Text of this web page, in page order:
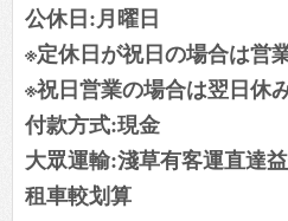
公休日:月曜日
※定休日が祝日の場合は営
※祝日営業の場合は翌日休
付款方式:現金
大眾運輸:淺草有客運直達
租車較划算